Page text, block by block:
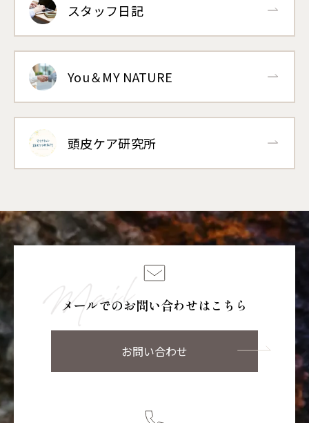
スタッフ日記
You＆MY NATURE
頭皮ケア研究所
メールでのお問い合わせはこちら
お問い合わせ